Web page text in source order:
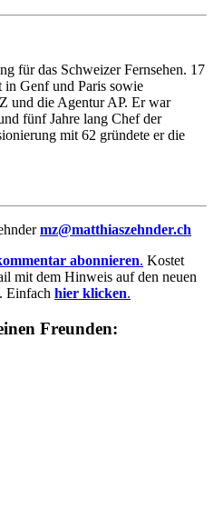
für das Schweizer Fernsehen. 17
in Genf und Paris sowie
und die Agentur AP. Er war
fünf Jahre lang Chef der
mit 62 gründete er die
mz@matthiaszehnder.ch
abonnieren. Kostet
mit dem Hinweis auf den neuen
Einfach hier klicken.
Freunden: